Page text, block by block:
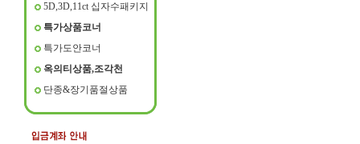
5D,3D,11ct 십자수패키지
특가상품코너
특가도안코너
옥의티상품,조각천
단종&장기품절상품